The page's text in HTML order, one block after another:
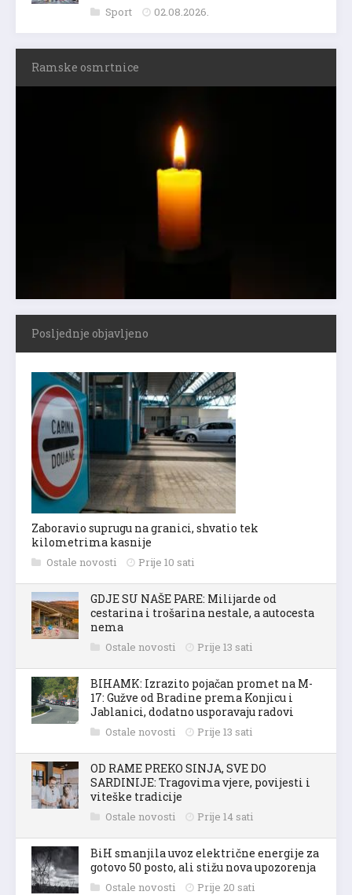
Sport 02.08.2026.
Ramske osmrtnice
Posljednje objavljeno
Zaboravio suprugu na granici, shvatio tek
kilometrima kasnije
Ostale novosti Prije 10 sati
GDJE SU NAŠE PARE: Milijarde od
cestarina i trošarina nestale, a autocesta
nema
Ostale novosti Prije 13 sati
BIHAMK: Izrazito pojačan promet na M-
17: Gužve od Bradine prema Konjicu i
Jablanici, dodatno usporavaju radovi
Ostale novosti Prije 13 sati
OD RAME PREKO SINJA, SVE DO
SARDINIJE: Tragovima vjere, povijesti i
viteške tradicije
Ostale novosti Prije 14 sati
BiH smanjila uvoz električne energije za
gotovo 50 posto, ali stižu nova upozorenja
Ostale novosti Prije 20 sati